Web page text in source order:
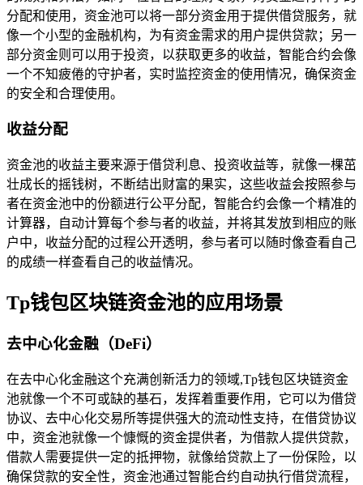
分配和使用，资金池可以将一部分资金用于提供借贷服务，就
像一个小型的金融机构，为有资金需求的用户提供贷款；另一
部分资金则可以用于投资，以获取更多的收益，智能合约会像
一个不知疲倦的守护者，实时监控资金的使用情况，确保资金
的安全和合理使用。
收益分配
资金池的收益主要来源于借贷利息、投资收益等，就像一棵茁
壮成长的摇钱树，不断结出财富的果实，这些收益会按照参与
者在资金池中的份额进行公平分配，智能合约会像一个精准的
计算器，自动计算每个参与者的收益，并将其发放到相应的账
户中，收益分配的过程公开透明，参与者可以随时像查看自己
的成绩一样查看自己的收益情况。
Tp钱包区块链资金池的应用场景
去中心化金融（DeFi）
在去中心化金融这个充满创新活力的领域,Tp钱包区块链资金
池就像一个不可或缺的基石，发挥着重要作用，它可以为借贷
协议、去中心化交易所等提供强大的流动性支持，在借贷协议
中，资金池就像一个慷慨的资金提供者，为借款人提供贷款，
借款人需要提供一定的抵押物，就像给贷款上了一份保险，以
确保贷款的安全性，资金池通过智能合约自动执行借贷流程，